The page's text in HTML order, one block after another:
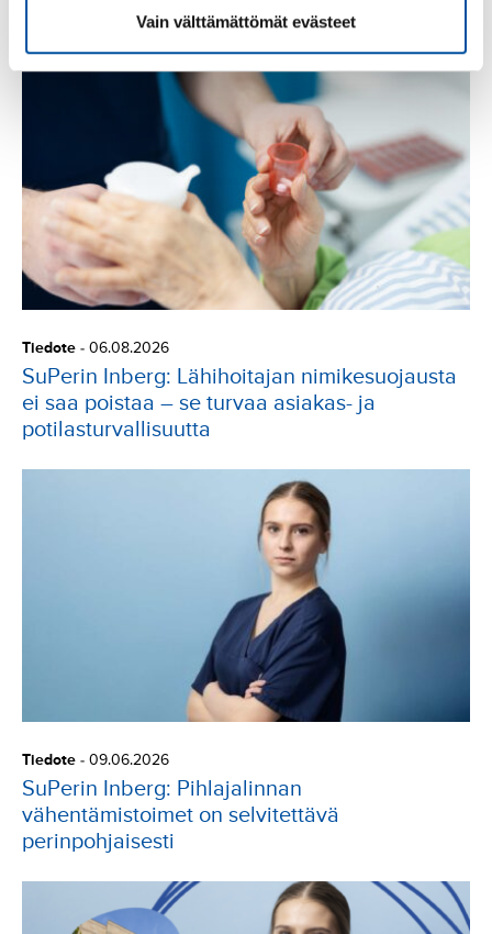
Vain välttämättömät evästeet
Tiedote - 06.08.2026
SuPerin Inberg: Lähihoitajan nimikesuojausta
ei saa poistaa – se turvaa asiakas- ja
potilasturvallisuutta
Tiedote - 09.06.2026
SuPerin Inberg: Pihlajalinnan
vähentämistoimet on selvitettävä
perinpohjaisesti